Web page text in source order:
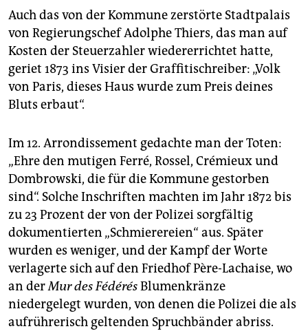
Auch das von der Kommune zerstörte Stadtpalais
von Regierungschef Adolphe Thiers, das man auf
Kosten der Steuerzahler wiedererrichtet hatte,
geriet 1873 ins Visier der Graffitischreiber: „Volk
von Paris, dieses Haus wurde zum Preis deines
Bluts erbaut“.
Im 12. Arrondissement gedachte man der Toten:
„Ehre den mutigen Ferré, Rossel, Crémieux und
Dombrowski, die für die Kommune gestorben
sind“. Solche Inschriften machten im Jahr 1872 bis
zu 23 Prozent der von der Polizei sorgfältig
dokumentierten „Schmierereien“ aus. Später
wurden es weniger, und der Kampf der Worte
verlagerte sich auf den Friedhof Père-Lachaise, wo
an derMur des FédérésBlumenkränze
niedergelegt wurden, von denen die Polizei die als
aufrührerisch geltenden Spruchbänder abriss.